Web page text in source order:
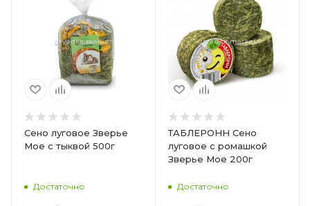
Сено луговое Зверье
Мое с тыквой 500г
Достаточно
ТАБЛЕРОНН Сено
луговое с ромашкой
Зверье Мое 200г
Достаточно